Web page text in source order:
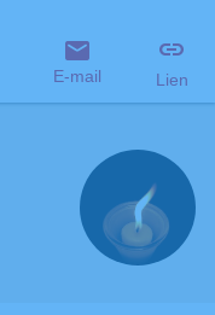
E-mail Lien